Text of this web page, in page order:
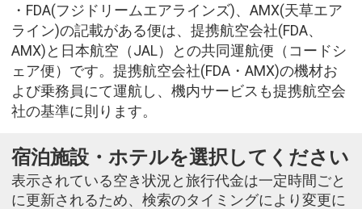
・FDA(フジドリームエアラインズ)、AMX(天草エア
ライン)の記載がある便は、提携航空会社(FDA、
AMX)と日本航空（JAL）との共同運航便（コードシ
ェア便）です。提携航空会社(FDA・AMX)の機材お
よび乗務員にて運航し、機内サービスも提携航空会
社の基準に則ります。
宿泊施設・ホテルを選択してください
表示されている空き状況と旅行代金は一定時間ごと
に更新されるため、検索のタイミングにより変更に